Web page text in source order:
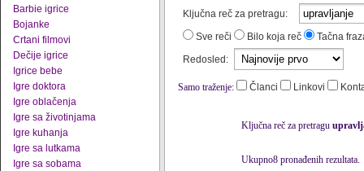
Barbie igrice
Bojanke
Crtani filmovi
Dečije igrice
Igrice bebe
Igre doktora
Igre oblačenja
Igre sa životinjama
Igre kuhanja
Igre sa lutkama
Igre sa sobama
Ključna reč za pretragu:
Sve reči
Bilo koja reč
Tačna
Redosled:
Samo traženje: Članci Linkovi
Ključna reč za pretragu
Ukupno8 pronađenih rezultata.